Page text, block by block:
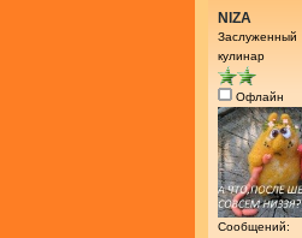
NIZA
Заслуженный
кулинар
Офлайн
Сообщений: